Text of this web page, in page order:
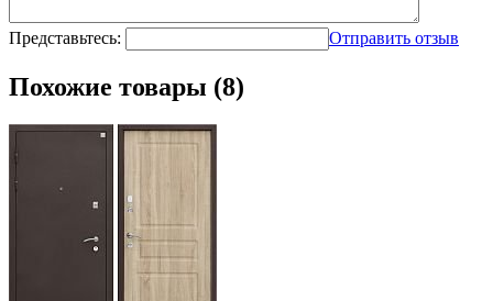
Представьтесь: Отправить отзыв
Похожие товары (8)